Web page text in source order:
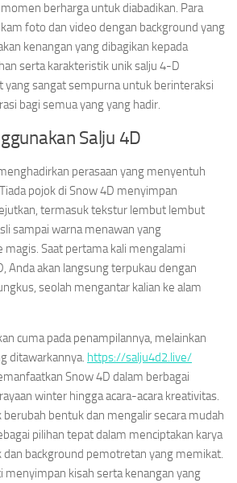
berharga untuk diabadikan. Para
foto dan video dengan background yang
kenangan yang dibagikan kepada
serta karakteristik unik salju 4-D
yang sangat sempurna untuk berinteraksi
bagi semua yang yang hadir.
Salju 4D
perasaan yang menyentuh
pojok di Snow 4D menyimpan
termasuk tekstur lembut lembut
sampai warna menawan yang
magis. Saat pertama kali mengalami
Anda akan langsung terpukau dengan
seolah mengantar kalian ke alam
cuma pada penampilannya, melainkan
ditawarkannya. https://salju4d2.live/
Snow 4D dalam berbagai
winter hingga acara-acara kreativitas.
bentuk dan mengalir secara mudah
pilihan tepat dalam menciptakan karya
background pemotretan yang memikat.
menyimpan kisah serta kenangan yang